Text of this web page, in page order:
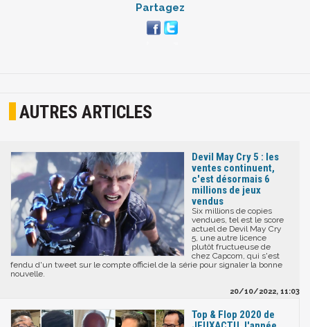
Partagez
AUTRES ARTICLES
Devil May Cry 5 : les
ventes continuent,
c'est désormais 6
millions de jeux
vendus
Six millions de copies
vendues, tel est le score
actuel de Devil May Cry
5, une autre licence
plutôt fructueuse de
chez Capcom, qui s'est
fendu d'un tweet sur le compte officiel de la série pour signaler la bonne
nouvelle.
20/10/2022, 11:03
Top & Flop 2020 de